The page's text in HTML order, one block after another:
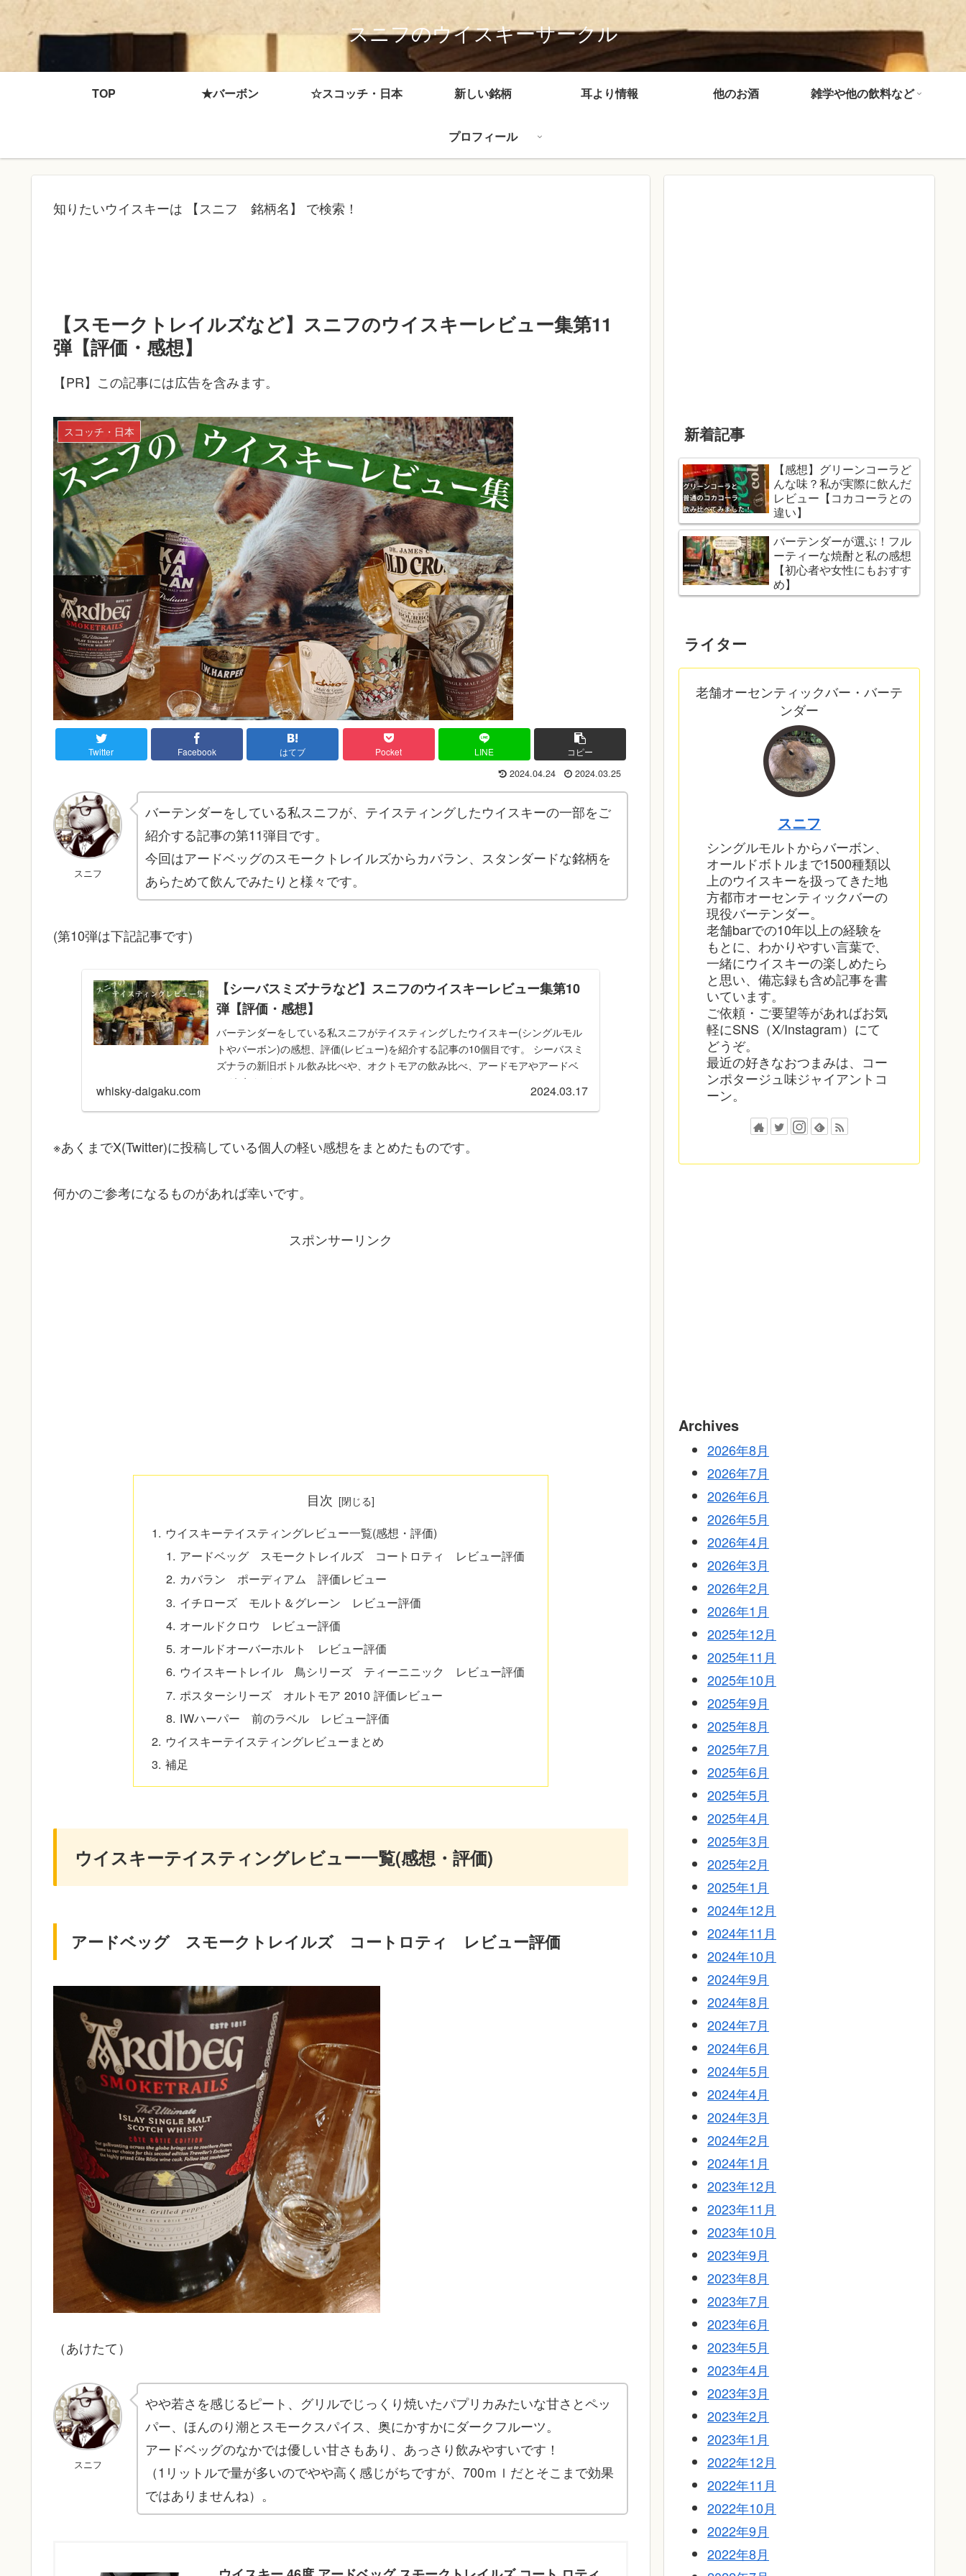
スニフのウイスキーサークル
TOP ★バーボン ☆スコッチ・日本 新しい銘柄 耳より情報 他のお酒 雑学や他の飲料など
プロフィール
知りたいウイスキーは 【スニフ 銘柄名】 で検索！
【スモークトレイルズなど】スニフのウイスキーレビュー集第11
弾【評価・感想】
【PR】この記事には広告を含みます。
スコッチ・日本
Twitter Facebook はてブ Pocket LINE コピー
2024.04.24 2024.03.25
スニフ
バーテンダーをしている私スニフが、テイスティングしたウイスキーの一部をご
紹介する記事の第11弾目です。
今回はアードベッグのスモークトレイルズからカバラン、スタンダードな銘柄を
あらためて飲んでみたりと様々です。
(第10弾は下記記事です)
【シーバスミズナラなど】スニフのウイスキーレビュー集第10
弾【評価・感想】
バーテンダーをしている私スニフがテイスティングしたウイスキー(シングルモル
トやバーボン)の感想、評価(レビュー)を紹介する記事の10個目です。 シーバスミ
ズナラの新旧ボトル飲み比べや、オクトモアの飲み比べ、アードモアやアードベ
ッグ8年など。
whisky-daigaku.com 2024.03.17
※あくまでX(Twitter)に投稿している個人の軽い感想をまとめたものです。
何かのご参考になるものがあれば幸いです。
スポンサーリンク
目次
ウイスキーテイスティングレビュー一覧(感想・評価)
アードベッグ スモークトレイルズ コートロティ レビュー評価
カバラン ポーディアム 評価レビュー
イチローズ モルト＆グレーン レビュー評価
オールドクロウ レビュー評価
オールドオーバーホルト レビュー評価
ウイスキートレイル 鳥シリーズ ティーニニック レビュー評価
ポスターシリーズ オルトモア 2010 評価レビュー
IWハーパー 前のラベル レビュー評価
ウイスキーテイスティングレビューまとめ
補足
ウイスキーテイスティングレビュー一覧(感想・評価)
アードベッグ スモークトレイルズ コートロティ レビュー評価
（あけたて）
スニフ
やや若さを感じるピート、グリルでじっくり焼いたパプリカみたいな甘さとペッ
パー、ほんのり潮とスモークスパイス、奥にかすかにダークフルーツ。
アードベッグのなかでは優しい甘さもあり、あっさり飲みやすいです！
（1リットルで量が多いのでやや高く感じがちですが、700ｍｌだとそこまで効果
ではありませんね）。
新着記事
【感想】グリーンコーラど
んな味？私が実際に飲んだ
レビュー【コカコーラとの
違い】
バーテンダーが選ぶ！フル
ーティーな焼酎と私の感想
【初心者や女性にもおすす
め】
ライター
老舗オーセンティックバー・バーテ
ンダー
スニフ
シングルモルトからバーボン、
オールドボトルまで1500種類以
上のウイスキーを扱ってきた地
方都市オーセンティックバーの
現役バーテンダー。
老舗barでの10年以上の経験を
もとに、わかりやすい言葉で、
一緒にウイスキーの楽しめたら
と思い、備忘録も含め記事を書
いています。
ご依頼・ご要望等があればお気
軽にSNS（X/Instagram）にて
どうぞ。
最近の好きなおつまみは、コー
ンポタージュ味ジャイアントコ
ーン。
Archives
2026年8月
2026年7月
2026年6月
2026年5月
2026年4月
2026年3月
2026年2月
2026年1月
2025年12月
2025年11月
2025年10月
2025年9月
2025年8月
2025年7月
2025年6月
2025年5月
2025年4月
2025年3月
2025年2月
2025年1月
2024年12月
2024年11月
2024年10月
2024年9月
2024年8月
2024年7月
2024年6月
2024年5月
2024年4月
2024年3月
2024年2月
2024年1月
2023年12月
2023年11月
2023年10月
2023年9月
2023年8月
2023年7月
2023年6月
2023年5月
2023年4月
2023年3月
2023年2月
2023年1月
2022年12月
2022年11月
2022年10月
2022年9月
2022年8月